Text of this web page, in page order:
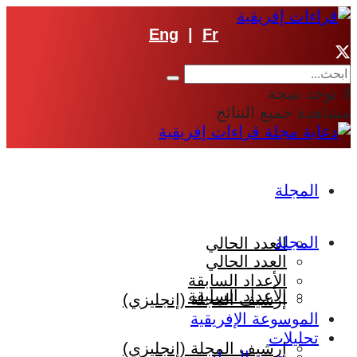
Eng Fr
لا توجد نتيجة
مشاهدة جميع النتائج
المجلة
العدد الحالي
الأعداد السابقة
إرشيف المجلة (إنجليزي)
المجلة
العدد الحالي
الأعداد السابقة
إرشيف المجلة (إنجليزي)
الموسوعة الإفريقية
تحليلات